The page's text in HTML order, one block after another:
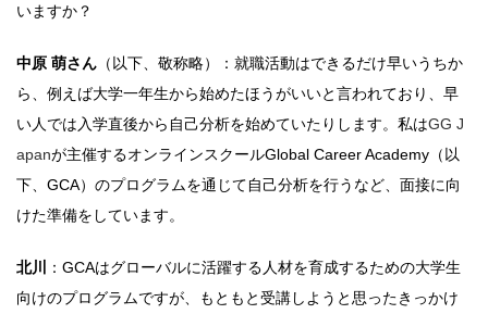
いますか？
中原 萌さん （以下、敬称略）：就職活動はできるだけ早いうちか
ら、例えば大学一年生から始めたほうがいいと言われており、早
い人では入学直後から自己分析を始めていたりします。私はGG J
apanが主催するオンラインスクールGlobal Career Academy（以
下、GCA）のプログラムを通じて自己分析を行うなど、面接に向
けた準備をしています。
北川
：GCAはグローバルに活躍する人材を育成するための大学生
向けのプログラムですが、もともと受講しようと思ったきっかけ